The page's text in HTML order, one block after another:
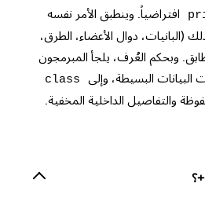
افتراضياً. وينطبق الأمر نفسه
(البانيات، دوال الأعضاء، الطرق،
وبحكم العُرف، يلجأ المبرمجون
البيانات البسيطة، وإلى class
والتفاصيل الداخلية المخفية.